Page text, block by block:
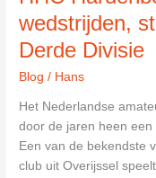
wedstrijden,
Derde Divisie
Blog / Hans
Het Nederlandse
door de jaren heen
Een van de bekendste
club uit Overijssel